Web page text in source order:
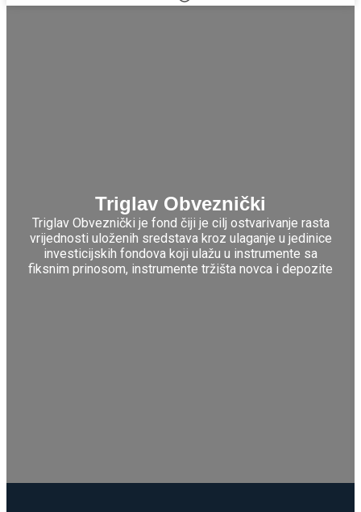
Triglav Obveznički
Triglav Obveznički je fond čiji je cilj ostvarivanje rasta
vrijednosti uloženih sredstava kroz ulaganje u jedinice
investicijskih fondova koji ulažu u instrumente sa
fiksnim prinosom, instrumente tržišta novca i depozite